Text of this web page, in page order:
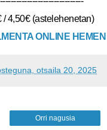
/ 4,50€ (astelehenetan)
ONLINE HEMEN
otsaila 20, 2025
Orri nagusia